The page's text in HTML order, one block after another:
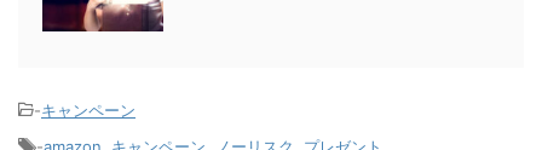
-キャンペーン